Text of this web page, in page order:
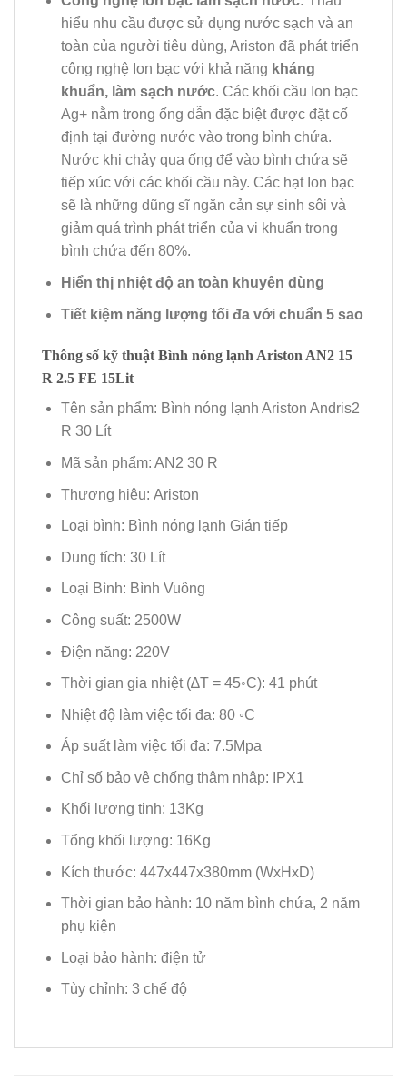
hiểu nhu cầu được sử dụng nước sạch và an
toàn của người tiêu dùng, Ariston đã phát triển
công nghệ Ion bạc với khả năng kháng
khuẩn, làm sạch nước. Các khối cầu Ion bạc
Ag+ nằm trong ống dẫn đặc biệt được đặt cố
định tại đường nước vào trong bình chứa.
Nước khi chảy qua ống để vào bình chứa sẽ
tiếp xúc với các khối cầu này. Các hạt Ion bạc
sẽ là những dũng sĩ ngăn cản sự sinh sôi và
giảm quá trình phát triển của vi khuẩn trong
bình chứa đến 80%.
Hiển thị nhiệt độ an toàn khuyên dùng
Tiết kiệm năng lượng tối đa với chuẩn 5 sao
Thông số kỹ thuật Bình nóng lạnh Ariston AN2 15
R 2.5 FE 15Lit
Tên sản phẩm: Bình nóng lạnh Ariston Andris2
R 30 Lít
Mã sản phẩm: AN2 30 R
Thương hiệu: Ariston
Loại bình: Bình nóng lạnh Gián tiếp
Dung tích: 30 Lít
Loại Bình: Bình Vuông
Công suất: 2500W
Điện năng: 220V
Thời gian gia nhiệt (∆T = 45◦C): 41 phút
Nhiệt độ làm việc tối đa: 80 ◦C
Áp suất làm việc tối đa: 7.5Mpa
Chỉ số bảo vệ chống thâm nhập: IPX1
Khối lượng tịnh: 13Kg
Tổng khối lượng: 16Kg
Kích thước: 447x447x380mm (WxHxD)
Thời gian bảo hành: 10 năm bình chứa, 2 năm
phụ kiện
Loại bảo hành: điện tử
Tùy chỉnh: 3 chế độ